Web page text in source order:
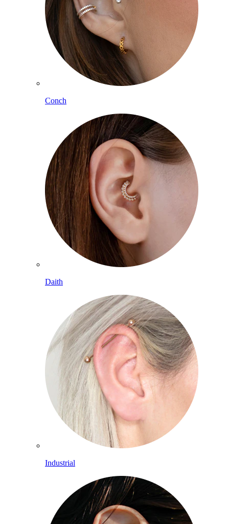
Conch
Daith
Industrial